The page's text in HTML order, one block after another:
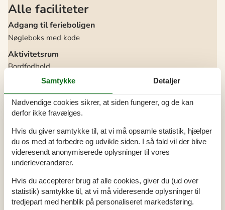
Alle faciliteter
Adgang til ferieboligen
Nøgleboks med kode
Aktivitetsrum
Bordfodbold
Bemærk
Ingen håndværkere efter anmodning
Ingen ungdomsgrupper efter anmodning
Rygning er forbudt
Indretning
Antal voksne inkl. 4-11 år 8
Bebygget areal 192 m²
Byggeår 1962
Gulvvarme i alle klinkegulve
Husdyr 1
Renovering 2022
Tidligere gård
Samtykke Detaljer
Nødvendige cookies sikrer, at siden fungerer, og de kan
derfor ikke fravælges.
Hvis du giver samtykke til, at vi må opsamle statistik, hjælper
du os med at forbedre og udvikle siden. I så fald vil der blive
videresendt anonymiserede oplysninger til vores
underleverandører.
Hvis du accepterer brug af alle cookies, giver du (ud over
statistik) samtykke til, at vi må videresende oplysninger til
tredjepart med henblik på personaliseret markedsføring.